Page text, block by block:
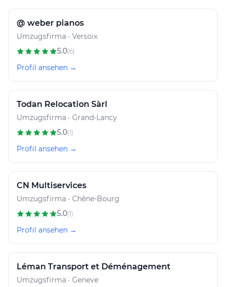
@ weber pianos
Umzugsfirma · Versoix
5.0(6)
Profil ansehen →
Todan Relocation Sàrl
Umzugsfirma · Grand-Lancy
5.0(1)
Profil ansehen →
CN Multiservices
Umzugsfirma · Chêne-Bourg
5.0(1)
Profil ansehen →
Léman Transport et Déménagement
Umzugsfirma · Geneve